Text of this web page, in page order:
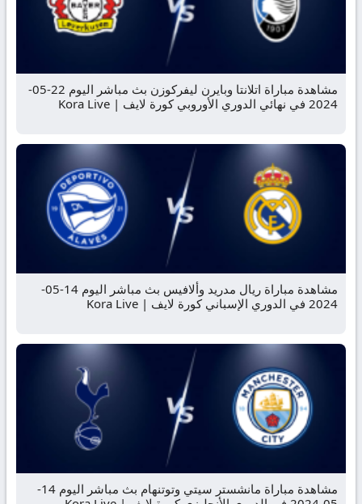
مشاهدة مباراة اتلانتا وبايرن ليفركوزن بث مباشر اليوم 22-05-
2024 في نهائي الدوري الأوروبي كورة لايف | Kora Live
مشاهدة مباراة ريال مدريد وألافيس بث مباشر اليوم 14-05-
2024 في الدوري الإسباني كورة لايف | Kora Live
مشاهدة مباراة مانشستر سيتي وتوتنهام بث مباشر اليوم 14-